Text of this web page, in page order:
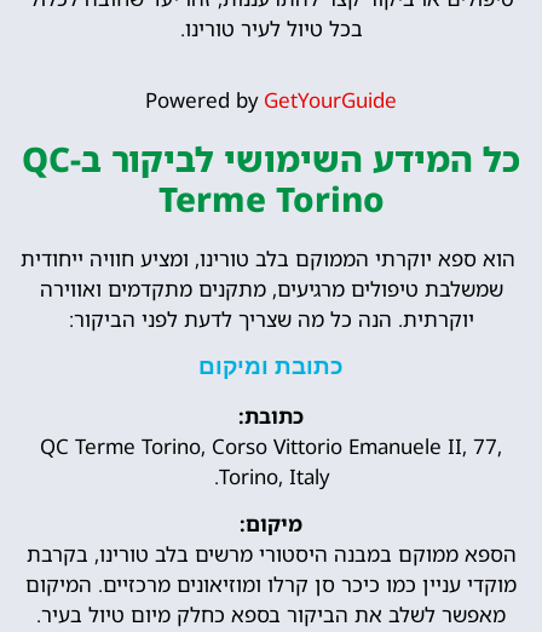
בכל טיול לעיר טורינו.
Powered by GetYourGuide
כל המידע השימושי לביקור ב-QC
Terme Torino
הוא ספא יוקרתי הממוקם בלב טורינו, ומציע חוויה ייחודית
שמשלבת טיפולים מרגיעים, מתקנים מתקדמים ואווירה
יוקרתית. הנה כל מה שצריך לדעת לפני הביקור:
כתובת ומיקום
כתובת:
QC Terme Torino, Corso Vittorio Emanuele II, 77,
Torino, Italy.
מיקום:
הספא ממוקם במבנה היסטורי מרשים בלב טורינו, בקרבת
מוקדי עניין כמו כיכר סן קרלו ומוזיאונים מרכזיים. המיקום
מאפשר לשלב את הביקור בספא כחלק מיום טיול בעיר.